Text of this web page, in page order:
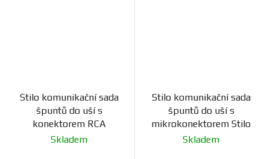
Stilo komunikační sada
špuntů do uší s
konektorem RCA
Skladem
Stilo komunikační sada
špuntů do uší s
mikrokonektorem Stilo
Skladem